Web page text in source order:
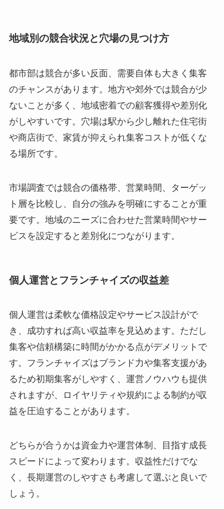
地域別の競合状況と穴場の見つけ方
都市部は競合が多い反面、需要自体も大きく集客
のチャンスがあります。地方や郊外では競合が少
ないことが多く、地域密着での顧客獲得や差別化
がしやすいです。穴場は駅から少し離れた住宅街
や商店街で、家賃が抑えられ集客コストが低くな
る場所です。
市場調査では競合の価格帯、営業時間、ターゲッ
ト層を比較し、自分の強みを明確にすることが重
要です。地域のニーズに合わせた営業時間やサー
ビスを設定すると差別化につながります。
個人運営とフランチャイズの収益差
個人運営は柔軟な価格設定やサービス設計がで
き、成功すれば高い収益率を見込めます。ただし
集客や信頼構築に時間がかかる点がデメリットで
す。フランチャイズはブランド力や集客支援があ
るため初期集客がしやすく、運営ノウハウも提供
されますが、ロイヤリティや規約による制約が収
益を圧迫することがあります。
どちらが合うかは資金力や運営体制、目指す成長
スピードによって変わります。収益性だけでな
く、長期運営のしやすさも考慮して選ぶと良いで
しょう。